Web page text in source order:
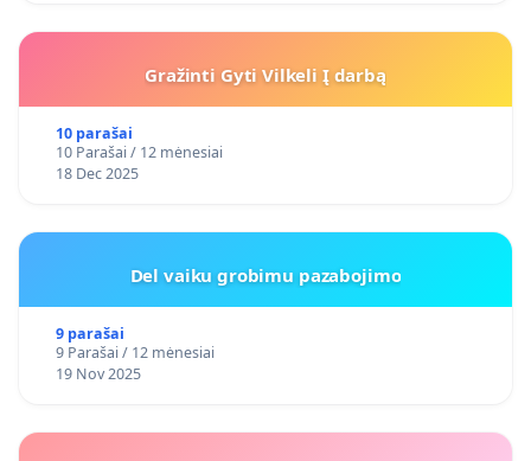
Gražinti Gyti Vilkeli Į darbą
10 parašai
10 Parašai / 12 mėnesiai
18 Dec 2025
Del vaiku grobimu pazabojimo
9 parašai
9 Parašai / 12 mėnesiai
19 Nov 2025